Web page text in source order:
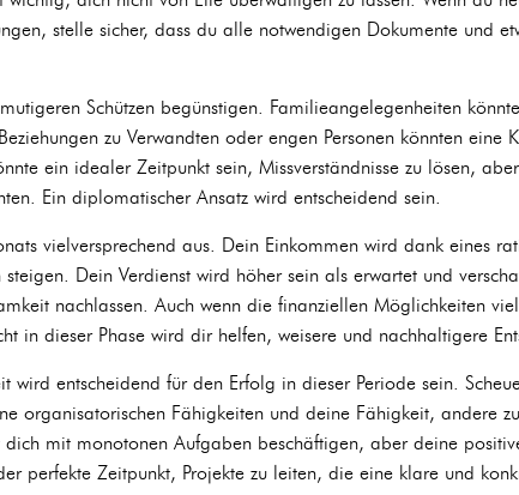
stelle sicher, dass du alle notwendigen Dokumente und
Schützen begünstigen. Familieangelegenheiten
zu Verwandten oder engen Personen könnten eine
ein idealer Zeitpunkt sein, Missverständnisse zu lösen,
Ein diplomatischer Ansatz wird entscheidend sein.
vielversprechend aus. Dein Einkommen wird dank eines
steigen. Dein Verdienst wird höher sein als erwartet und
nachlassen. Auch wenn die finanziellen Möglichkeiten
in dieser Phase wird dir helfen, weisere und nachhaltigere
wird entscheidend für den Erfolg in dieser Periode sein.
organisatorischen Fähigkeiten und deine Fähigkeit, andere
dich mit monotonen Aufgaben beschäftigen, aber deine
perfekte Zeitpunkt, Projekte zu leiten, die eine klare und